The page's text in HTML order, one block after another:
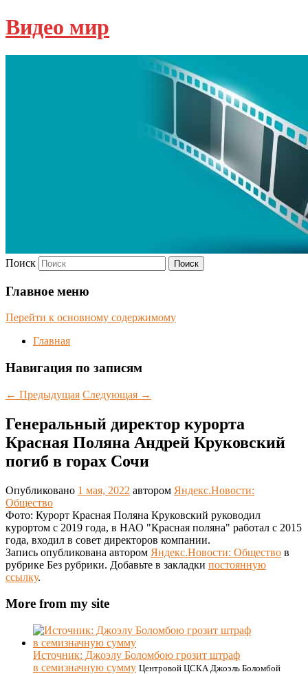
Видео мир
Поиск
Главное меню
Перейти к основному содержимому
Главная
Навигация по записям
← Предыдущая Следующая →
Генеральный директор курорта
Красная Поляна Андрей Круковский
погиб в горах Сочи
Опубликовано 1 мая, 2022 автором Яндекс.Новости:
Общество
Фото: Курорт Красная Поляна Круковский руководил
курортом с 2019 года, в НАО "Красная поляна" работал с 2015
года, входил в совет директоров компании.
Запись опубликована автором Яндекс.Новости: Общество в
рубрике Без рубрики. Добавьте в закладки постоянную
ссылку.
More from my site
Источник: Джоэлу Боломбою грозит штраф
в семизначную сумму Центровой ЦСКА Джоэль Боломбой